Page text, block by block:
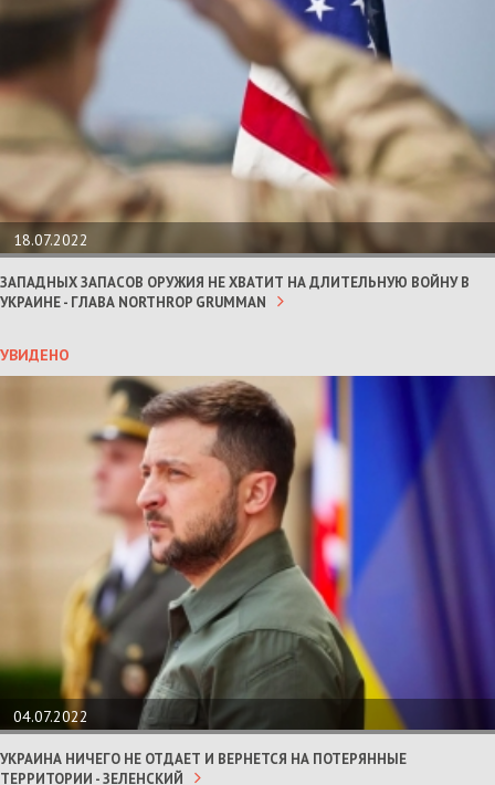
18.07.2022
ЗАПАДНЫХ ЗАПАСОВ ОРУЖИЯ НЕ ХВАТИТ НА ДЛИТЕЛЬНУЮ ВОЙНУ В
УКРАИНЕ - ГЛАВА NORTHROP GRUMMAN
УВИДЕНО
04.07.2022
УКРАИНА НИЧЕГО НЕ ОТДАЕТ И ВЕРНЕТСЯ НА ПОТЕРЯННЫЕ
ТЕРРИТОРИИ - ЗЕЛЕНСКИЙ